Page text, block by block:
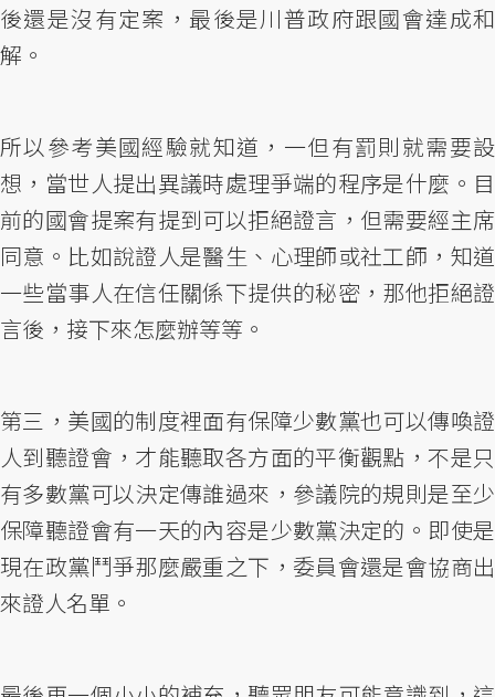
後還是沒有定案，最後是川普政府跟國會達成和
解。
所以參考美國經驗就知道，一但有罰則就需要設
想，當世人提出異議時處理爭端的程序是什麼。目
前的國會提案有提到可以拒絕證言，但需要經主席
同意。比如說證人是醫生、心理師或社工師，知道
一些當事人在信任關係下提供的秘密，那他拒絕證
言後，接下來怎麼辦等等。
第三，美國的制度裡面有保障少數黨也可以傳喚證
人到聽證會，才能聽取各方面的平衡觀點，不是只
有多數黨可以決定傳誰過來，參議院的規則是至少
保障聽證會有一天的內容是少數黨決定的。即使是
現在政黨鬥爭那麼嚴重之下，委員會還是會協商出
來證人名單。